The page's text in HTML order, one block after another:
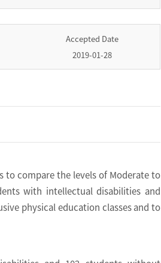
Accepted Date
2019-01-28
to compare the levels of Moderate to
with intellectual disabilities and
physical education classes and to